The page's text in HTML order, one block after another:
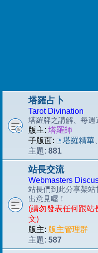
塔羅占卜
Tarot Divination
塔羅牌之講解、每週
版主: 塔羅師
子版面:
塔羅精華
主題: 881
站長交流
Webmasters
站長們到此分享架
出意見喔！
(請勿發表任何跟站
文)
版主: 版主管理群
主題: 587